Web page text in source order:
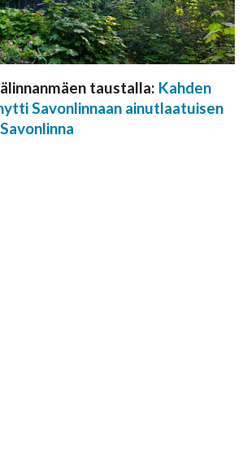
taustalla: Kahden
Savonlinnaan ainutlaatuisen